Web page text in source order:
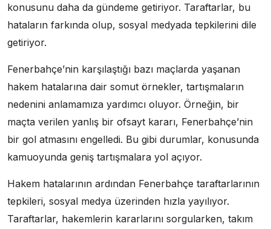
konusunu daha da gündeme getiriyor. Taraftarlar, bu
hataların farkında olup, sosyal medyada tepkilerini dile
getiriyor.
Fenerbahçe’nin karşılaştığı bazı maçlarda yaşanan
hakem hatalarına dair somut örnekler, tartışmaların
nedenini anlamamıza yardımcı oluyor. Örneğin, bir
maçta verilen yanlış bir ofsayt kararı, Fenerbahçe’nin
bir gol atmasını engelledi. Bu gibi durumlar, konusunda
kamuoyunda geniş tartışmalara yol açıyor.
Hakem hatalarının ardından Fenerbahçe taraftarlarının
tepkileri, sosyal medya üzerinden hızla yayılıyor.
Taraftarlar, hakemlerin kararlarını sorgularken, takım